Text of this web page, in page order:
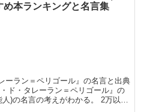
め本ランキングと名言集
ーラン＝ペリゴール』の名言と出典
ド・タレーラン＝ペリゴール』の
)の名言の考えがわかる。 2万以上